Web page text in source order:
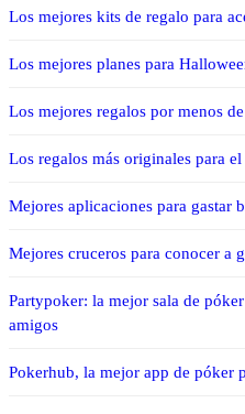
Los mejores kits de regalo para
Los mejores planes para
Los mejores regalos por menos
Los regalos más originales para
Mejores aplicaciones para gastar
Mejores cruceros para conocer a
Partypoker: la mejor sala de
amigos
Pokerhub, la mejor app de póker